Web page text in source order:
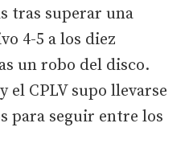
tras superar una
4-5 a los diez
un robo del disco.
el CPLV supo llevarse
para seguir entre los